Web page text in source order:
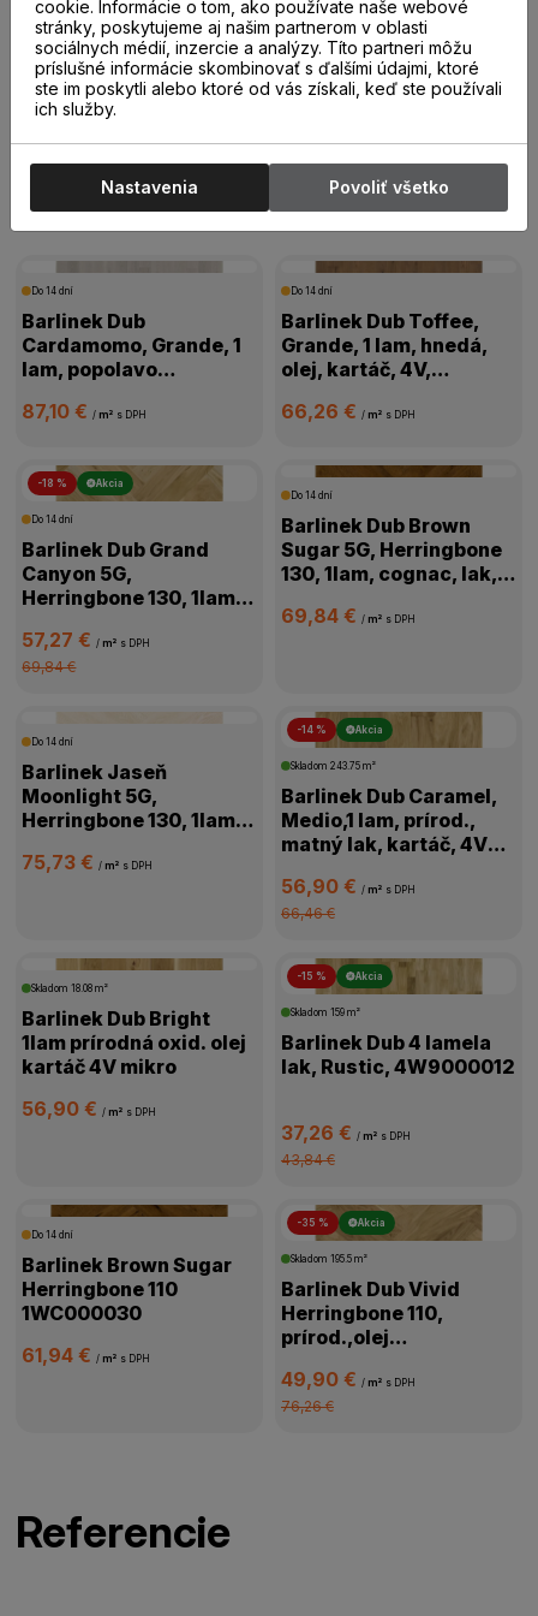
/m²s DPH /m² s DPH
Drevené parkety
Drevené parkety
Do 14 dní
Barlinek Dub
Cardamomo, Grande, 1
lam, popolavo
4V mikro, 1WG000665
87,10 €/ m² s DPH
Do 14 dní
Barlinek Dub Toffee,
Grande, 1 lam, hnedá,
olej, kartáč, 4V,
66,26 € / m² s DPH
-18 % Akcia
Do 14 dní
Barlinek Dub Grand
Canyon 5G,
Herringbone 130, 1lam,
kartáč,4V,1WC000011
57,27 €/ m² s DPH
69,84 €
Do 14 dní
Barlinek Dub Brown
Sugar 5G, Herringbone
130, 1lam, cognac, lak,
69,84 € / m² s DPH
Do 14 dní
Barlinek Jaseň
Moonlight 5G,
Herringbone 130, 1lam,
mikro, 1WC000018
75,73 €/ m² s DPH
-14 % Akcia
Skladom 243.75 m²
Barlinek Dub Caramel,
Medio,1 lam, prírod.,
matný lak, kartáč, 4V
56,90 € / m² s DPH
66,46 €
Skladom18.08 m²
Barlinek Dub Bright
1lam prírodná oxid. olej
kartáč 4V mikro
56,90 €/ m² s DPH
-15 % Akcia
Skladom 159 m²
Barlinek Dub 4 lamela
lak, Rustic, 4W9000012
37,26 € / m² s DPH
43,84 €
Do 14 dní
Barlinek Brown Sugar
Herringbone 110
1WC000030
61,94 €/ m² s DPH
-35 % Akcia
Skladom 195.5 m²
Barlinek Dub Vivid
Herringbone 110,
prírod.,olej
mikro,1WC000058
49,90 € / m² s DPH
76,26 €
Referencie
cookie. Informácie o tom, ako používate naše webové
stránky, poskytujeme aj našim partnerom v oblasti
sociálnych médií, inzercie a analýzy. Títo partneri môžu
príslušné informácie skombinovať s ďalšími údajmi, ktoré
ste im poskytli alebo ktoré od vás získali, keď ste používali
ich služby.
Nastavenia Povoliť všetko